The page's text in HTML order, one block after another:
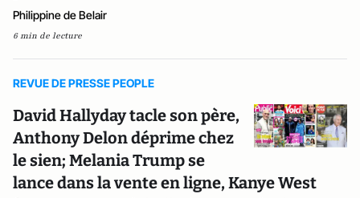
Philippine de Belair
6 min de lecture
REVUE DE PRESSE PEOPLE
David Hallyday tacle son père,
Anthony Delon déprime chez
le sien; Melania Trump se
lance dans la vente en ligne, Kanye West